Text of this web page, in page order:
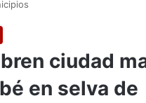
ciudad
en selva de